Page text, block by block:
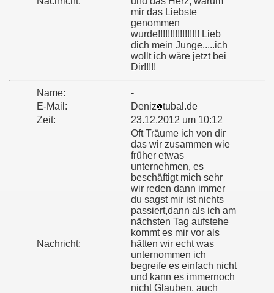
mir das Liebste
genommen
wurde!!!!!!!!!!!!!!!!! Lieb
dich mein Junge.....ich
wollt ich wäre jetzt bei
Dir!!!!!
Name:
-
E-Mail:
Deniz
tubal.de
Zeit:
23.12.2012 um 10:12
Nachricht:
Oft Träume ich von dir
das wir zusammen wie
früher etwas
unternehmen, es
beschäftigt mich sehr
wir reden dann immer
du sagst mir ist nichts
passiert,dann als ich am
nächsten Tag aufstehe
kommt es mir vor als
hätten wir echt was
unternommen ich
begreife es einfach nicht
und kann es immernoch
nicht Glauben, auch